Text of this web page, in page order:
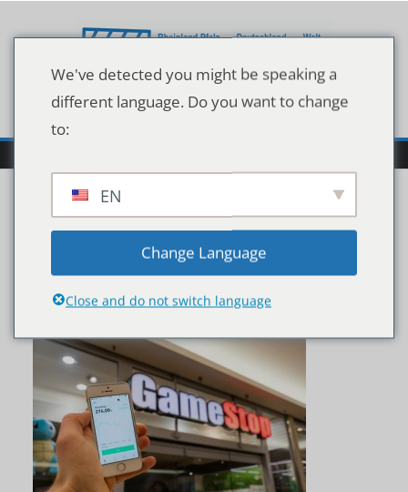
Inhalt
shutterstock_190504660
We've detected you might be speaking a
different language. Do you want to change
to:
EN
Change Language
Close and do not switch language